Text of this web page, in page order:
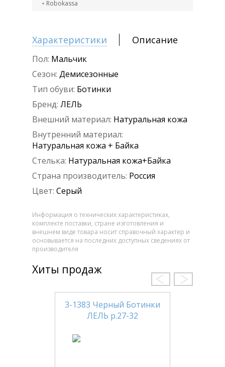
Robokassa
Характеристики Описание
Пол: Мальчик
Сезон: Демисезонные
Тип обуви: Ботинки
Бренд: ЛЕЛЬ
Внешний материал: Натуральная кожа
Внутренний материал:
Натуральная кожа + Байка
Стелька: Натуральная кожа+Байка
Страна производитель: Россия
Цвет: Серый
Информация о технических характеристиках,
комплекте поставки, стране изготовления и
внешнем виде товара носит справочный характер и
основывается на последних доступных сведениях от
производителя
Хиты продаж
3-1383 Черный Ботинки
ЛЕЛЬ р.27-32